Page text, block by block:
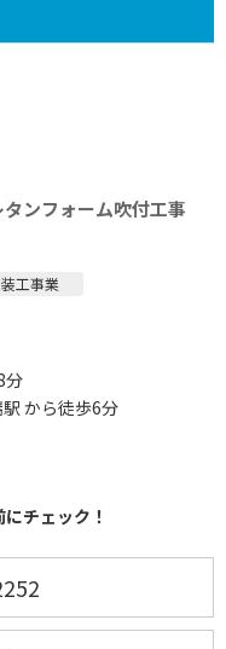
ンフォーム吹付工事
工事業
分
から徒歩6分
チェック！